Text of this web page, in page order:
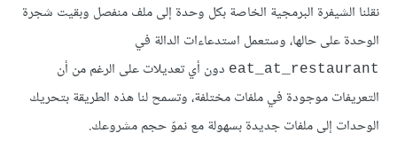
نقلنا الشيفرة البرمجية الخاصة بكل وحدة إلى ملف منفصل وبقيت شجرة
الوحدة على حالها، وستعمل استدعاءات الدالة في
eat_at_restaurant دون أي تعديلات على الرغم من أن
التعريفات موجودة في ملفات مختلفة، وتسمح لنا هذه الطريقة بتحريك
الوحدات إلى ملفات جديدة بسهولة مع نموّ حجم مشروعك.